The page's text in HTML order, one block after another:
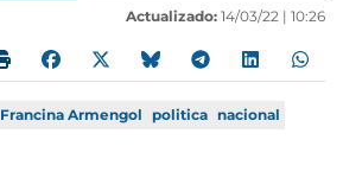
Actualizado: 14/03/22 | 10:26
Francina Armengol politica nacional